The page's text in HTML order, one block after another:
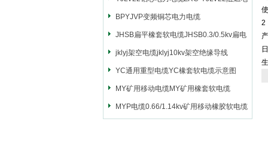
力电缆
BPYJVP变频铜芯电力电缆
JHSB扁平橡套软电缆JHSB0.3/0.5kv扁电
缆
jklyj架空电缆jklyj10kv架空绝缘导线
YC通用重型电缆YC橡套软电缆示意图
MY矿用移动电缆MY矿用橡套软电缆
MYP电缆0.66/1.14kv矿用移动橡胶软电缆
2